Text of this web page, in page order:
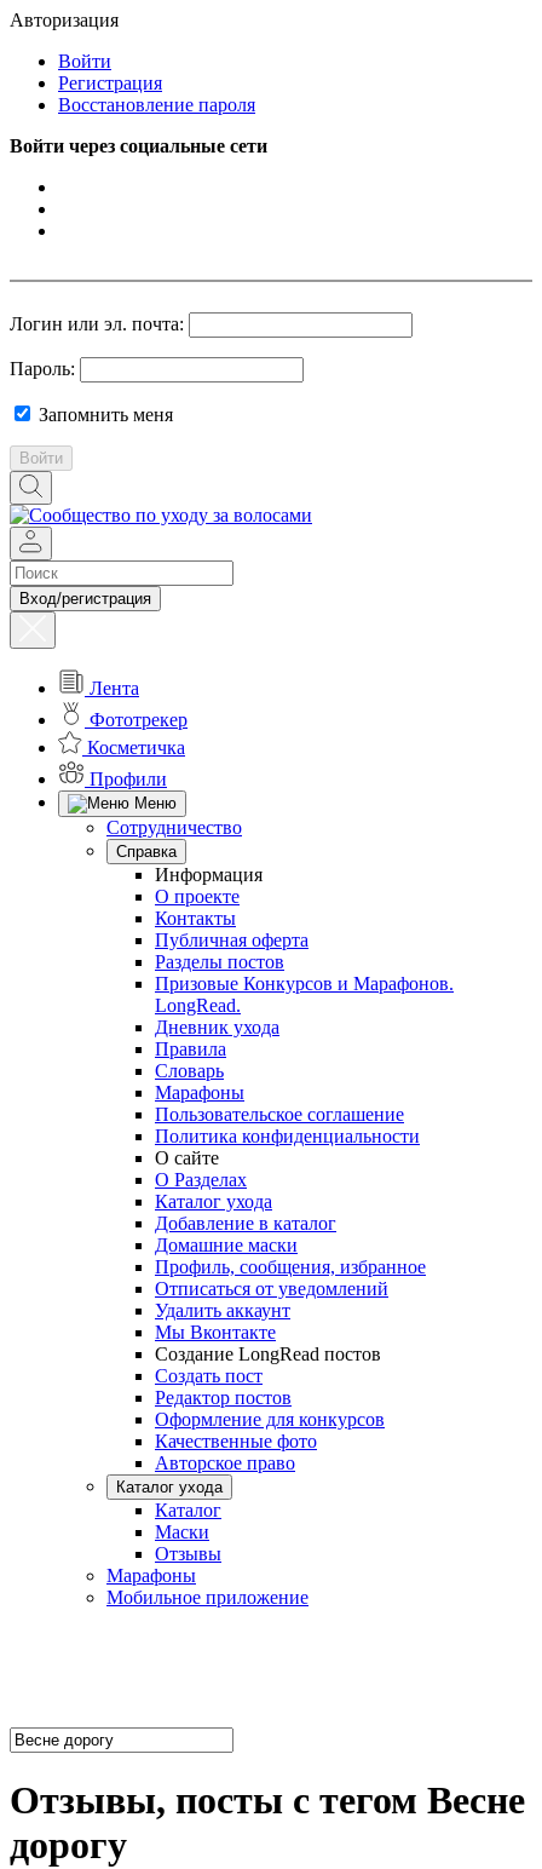
Авторизация
Войти
Регистрация
Восстановление пароля
Войти через социальные сети
Логин или эл. почта:
Пароль:
Запомнить меня
Войти
Вход/регистрация
Лента
Фототрекер
Косметичка
Профили
Меню
Сотрудничество
Справка
Информация
О проекте
Контакты
Публичная оферта
Разделы постов
Призовые Конкурсов и Марафонов.
LongRead.
Дневник ухода
Правила
Словарь
Марафоны
Пользовательское соглашение
Политика конфиденциальности
О сайте
О Разделах
Каталог ухода
Добавление в каталог
Домашние маски
Профиль, сообщения, избранное
Отписаться от уведомлений
Удалить аккаунт
Мы Вконтакте
Создание LongRead постов
Создать пост
Редактор постов
Оформление для конкурсов
Качественные фото
Авторское право
Каталог ухода
Каталог
Маски
Отзывы
Марафоны
Мобильное приложение
Отзывы, посты с тегом Весне
дорогу